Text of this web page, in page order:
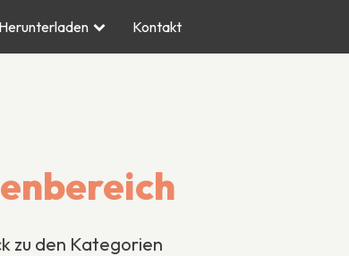
Herunterladen Kontakt
zu den Kategorien